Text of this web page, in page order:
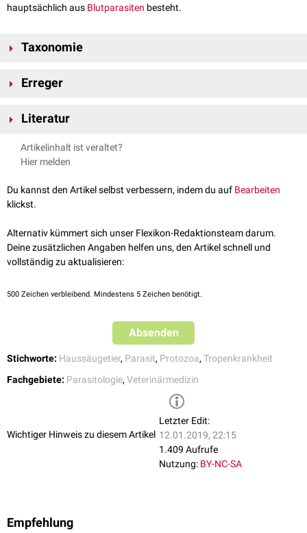
hauptsächlich aus Blutparasiten besteht.
Taxonomie
Stamm:
Erreger
Menschensowie die
Literatur
Eckert, Johannes, Friedhoff, Karl Theodor, Zahner, Horst, Deplazes,
Peter. Lehrbuch der Parasitologie für die Tiermedizin. 2., vollständig
Artikelinhalt ist veraltet?
Hier melden
Du kannst den Artikel selbst verbessern, indem du auf Bearbeiten
klickst.
Alternativ kümmert sich unser Flexikon-Redaktionsteam darum.
Deine zusätzlichen Angaben helfen uns, den Artikel schnell und
vollständig zu aktualisieren:
500 Zeichen verbleibend. Mindestens 5 Zeichen benötigt.
Absenden
Stichworte: Haussäugetier, Parasit, Protozoa, Tropenkrankheit
Fachgebiete: Parasitologie, Veterinärmedizin
Wichtiger Hinweis zu diesem Artikel
Letzter Edit:
12.01.2019, 22:15
1.409 Aufrufe
Nutzung: BY-NC-SA
Empfehlung